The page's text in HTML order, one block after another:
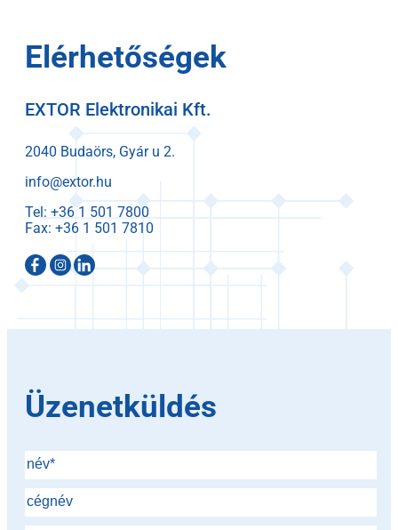
Elérhetőségek
EXTOR Elektronikai Kft.
2040 Budaörs, Gyár u 2.
info@extor.hu
Tel:
Fax:
Üzenetküldés